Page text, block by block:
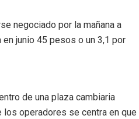
negociado por la mañana a
junio 45 pesos o un 3,1 por
de una plaza cambiaria
los operadores se centra en que